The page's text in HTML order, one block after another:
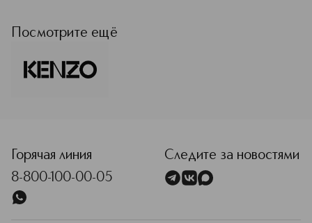
заключена в каждом творении
бренда и лежит в основе всех
Homme. KENZO ценит оптимизм,
открытость, энергию молодости и
стремится сделать мир прекраснее.
Посмотрите ещё
Горячая линия
8-800-100-00-05
Следите за новостями